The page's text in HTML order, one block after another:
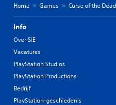
Home Games Curse of the
Info
Over SIE
Vacatures
PlayStation Studios
PlayStation Productions
Bedrijf
PlayStation-geschiedenis